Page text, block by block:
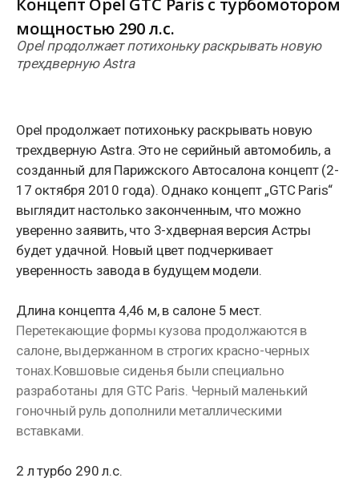
Концепт Opel GTC Paris с турбомотором
мощностью 290 л.с.
Opel продолжает потихоньку раскрывать новую
трехдверную Astra
Opel продолжает потихоньку раскрывать новую
трехдверную Astra. Это не серийный автомобиль, а
созданный для Парижского Автосалона концепт (2-
17 октября 2010 года). Однако концепт „GTC Paris“
выглядит настолько законченным, что можно
уверенно заявить, что 3-хдверная версия Астры
будет удачной. Новый цвет подчеркивает
уверенность завода в будущем модели.
Длина концепта 4,46 м, в салоне 5 мест.
Перетекающие формы кузова продолжаются в
салоне, выдержанном в строгих красно-черных
тонах.Ковшовые сиденья были специально
разработаны для GTC Paris. Черный маленький
гоночный руль дополнили металлическими
вставками.
2 л турбо 290 л.с.